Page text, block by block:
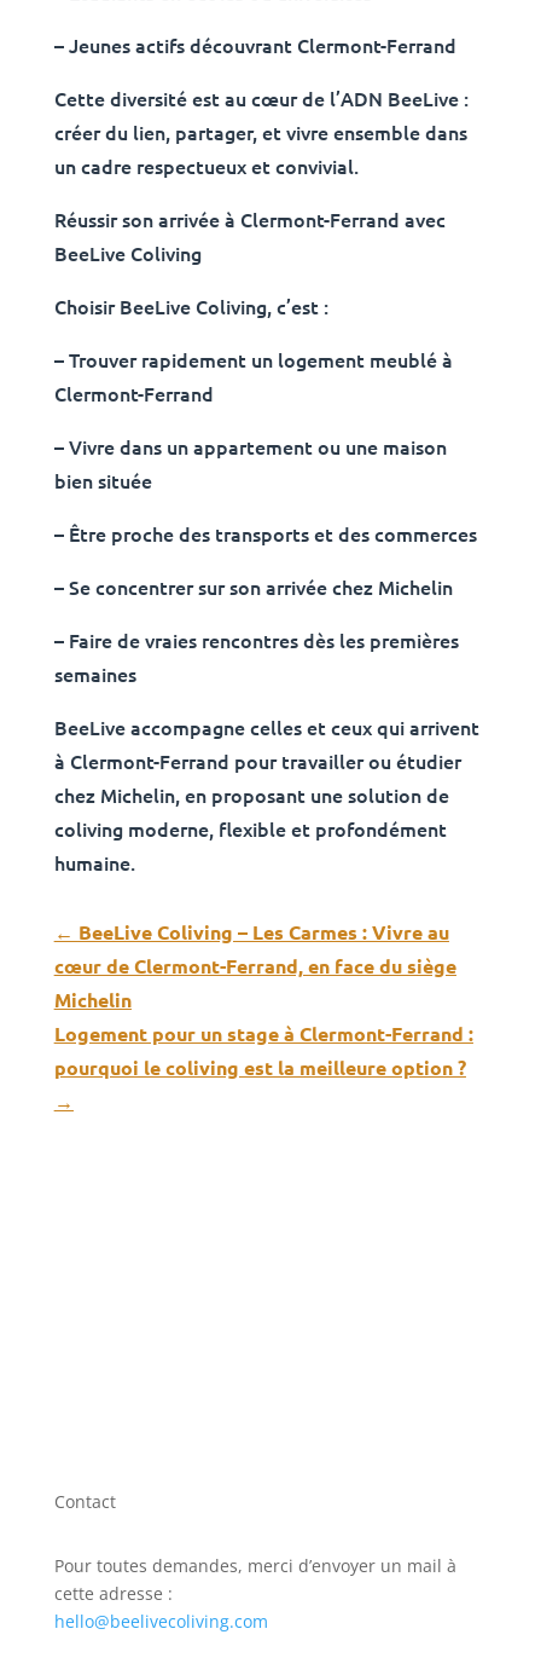
– Jeunes actifs découvrant Clermont-Ferrand
Cette diversité est au cœur de l’ADN BeeLive :
créer du lien, partager, et vivre ensemble dans
un cadre respectueux et convivial.
Réussir son arrivée à Clermont-Ferrand avec
BeeLive Coliving
Choisir BeeLive Coliving, c’est :
– Trouver rapidement un logement meublé à
Clermont-Ferrand
– Vivre dans un appartement ou une maison
bien située
– Être proche des transports et des commerces
– Se concentrer sur son arrivée chez Michelin
– Faire de vraies rencontres dès les premières
semaines
BeeLive accompagne celles et ceux qui arrivent
à Clermont-Ferrand pour travailler ou étudier
chez Michelin, en proposant une solution de
coliving moderne, flexible et profondément
humaine.
← BeeLive Coliving – Les Carmes : Vivre au
cœur de Clermont-Ferrand, en face du siège
Michelin
Logement pour un stage à Clermont-Ferrand :
pourquoi le coliving est la meilleure option ?
→
Contact
Pour toutes demandes, merci d’envoyer un mail à
cette adresse :
hello@beelivecoliving.com